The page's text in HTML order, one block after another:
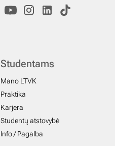
Studentams
Mano LTVK
Praktika
Karjera
Studentų atstovybė
Info / Pagalba